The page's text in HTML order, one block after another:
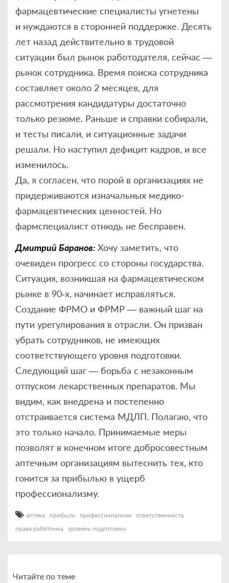
фармацевтические специалисты угнетены
и нуждаются в сторонней поддержке. Десять
лет назад действительно в трудовой
ситуации был рынок работодателя, сейчас —
рынок сотрудника. Время поиска сотрудника
составляет около 2 месяцев, для
рассмотрения кандидатуры достаточно
только резюме. Раньше и справки собирали,
и тесты писали, и ситуационные задачи
решали. Но наступил дефицит кадров, и все
изменилось.
Да, я согласен, что порой в организациях не
придерживаются изначальных медико-
фармацевтических ценностей. Но
фармспециалист отнюдь не бесправен.
Дмитрий Баранов: Хочу заметить, что
очевиден прогресс со стороны государства.
Ситуация, возникшая на фармацевтическом
рынке в 90‑х, начинает исправляться.
Создание ФРМО и ФРМР — важный шаг на
пути урегулирования в отрасли. Он призван
убрать сотрудников, не имеющих
соответствующего уровня подготовки.
Следующий шаг — борьба с незаконным
отпуском лекарственных препаратов. Мы
видим, как внедрена и постепенно
отстраивается система МДЛП. Полагаю, что
это только начало. Принимаемые меры
позволят в конечном итоге добросовестным
аптечным организациям вытеснить тех, кто
гонится за прибылью в ущерб
профессионализму.
аптека прибыль профессионализм ответственность
права работника
уровень подготовки
Читайте по теме